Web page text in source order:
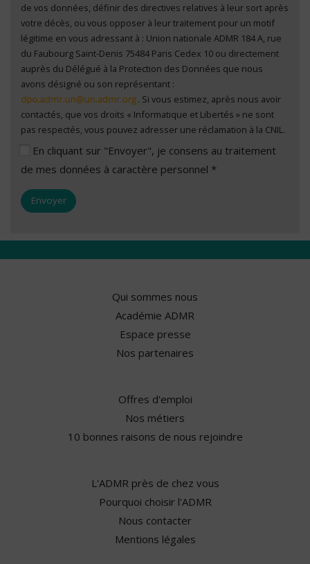
de vos données, définir des directives relatives à leur sort après
votre décès, ou vous opposer à leur traitement pour un motif
légitime en vous adressant à : Union nationale ADMR 184 A, rue
du Faubourg Saint-Denis 75484 Paris Cedex 10 ou directement
auprès du Délégué à la Protection des Données que nous
avons désigné ou son représentant :
. Si vous estimez, après nous avoir
contactés, que vos droits « Informatique et Libertés » ne sont
pas respectés, vous pouvez adresser une réclamation à la CNIL.
En cliquant sur "Envoyer", je consens au traitement
de mes données à caractère personnel *
Qui sommes nous
Académie ADMR
Espace presse
Nos partenaires
Offres d'emploi
Nos métiers
10 bonnes raisons de nous rejoindre
L'ADMR près de chez vous
Pourquoi choisir l'ADMR
Nous contacter
Mentions légales